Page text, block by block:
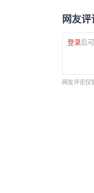
网友评
登录后
网友评论仅